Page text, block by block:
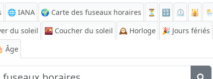
🌐 IANA 🌍 Carte des fuseaux horaires ⏳ 🔡 ⏲️ 🕌
🌦️
du soleil 🌇 Coucher du soleil 🕰️ Horloge 🎉 Jours fériés
Âge